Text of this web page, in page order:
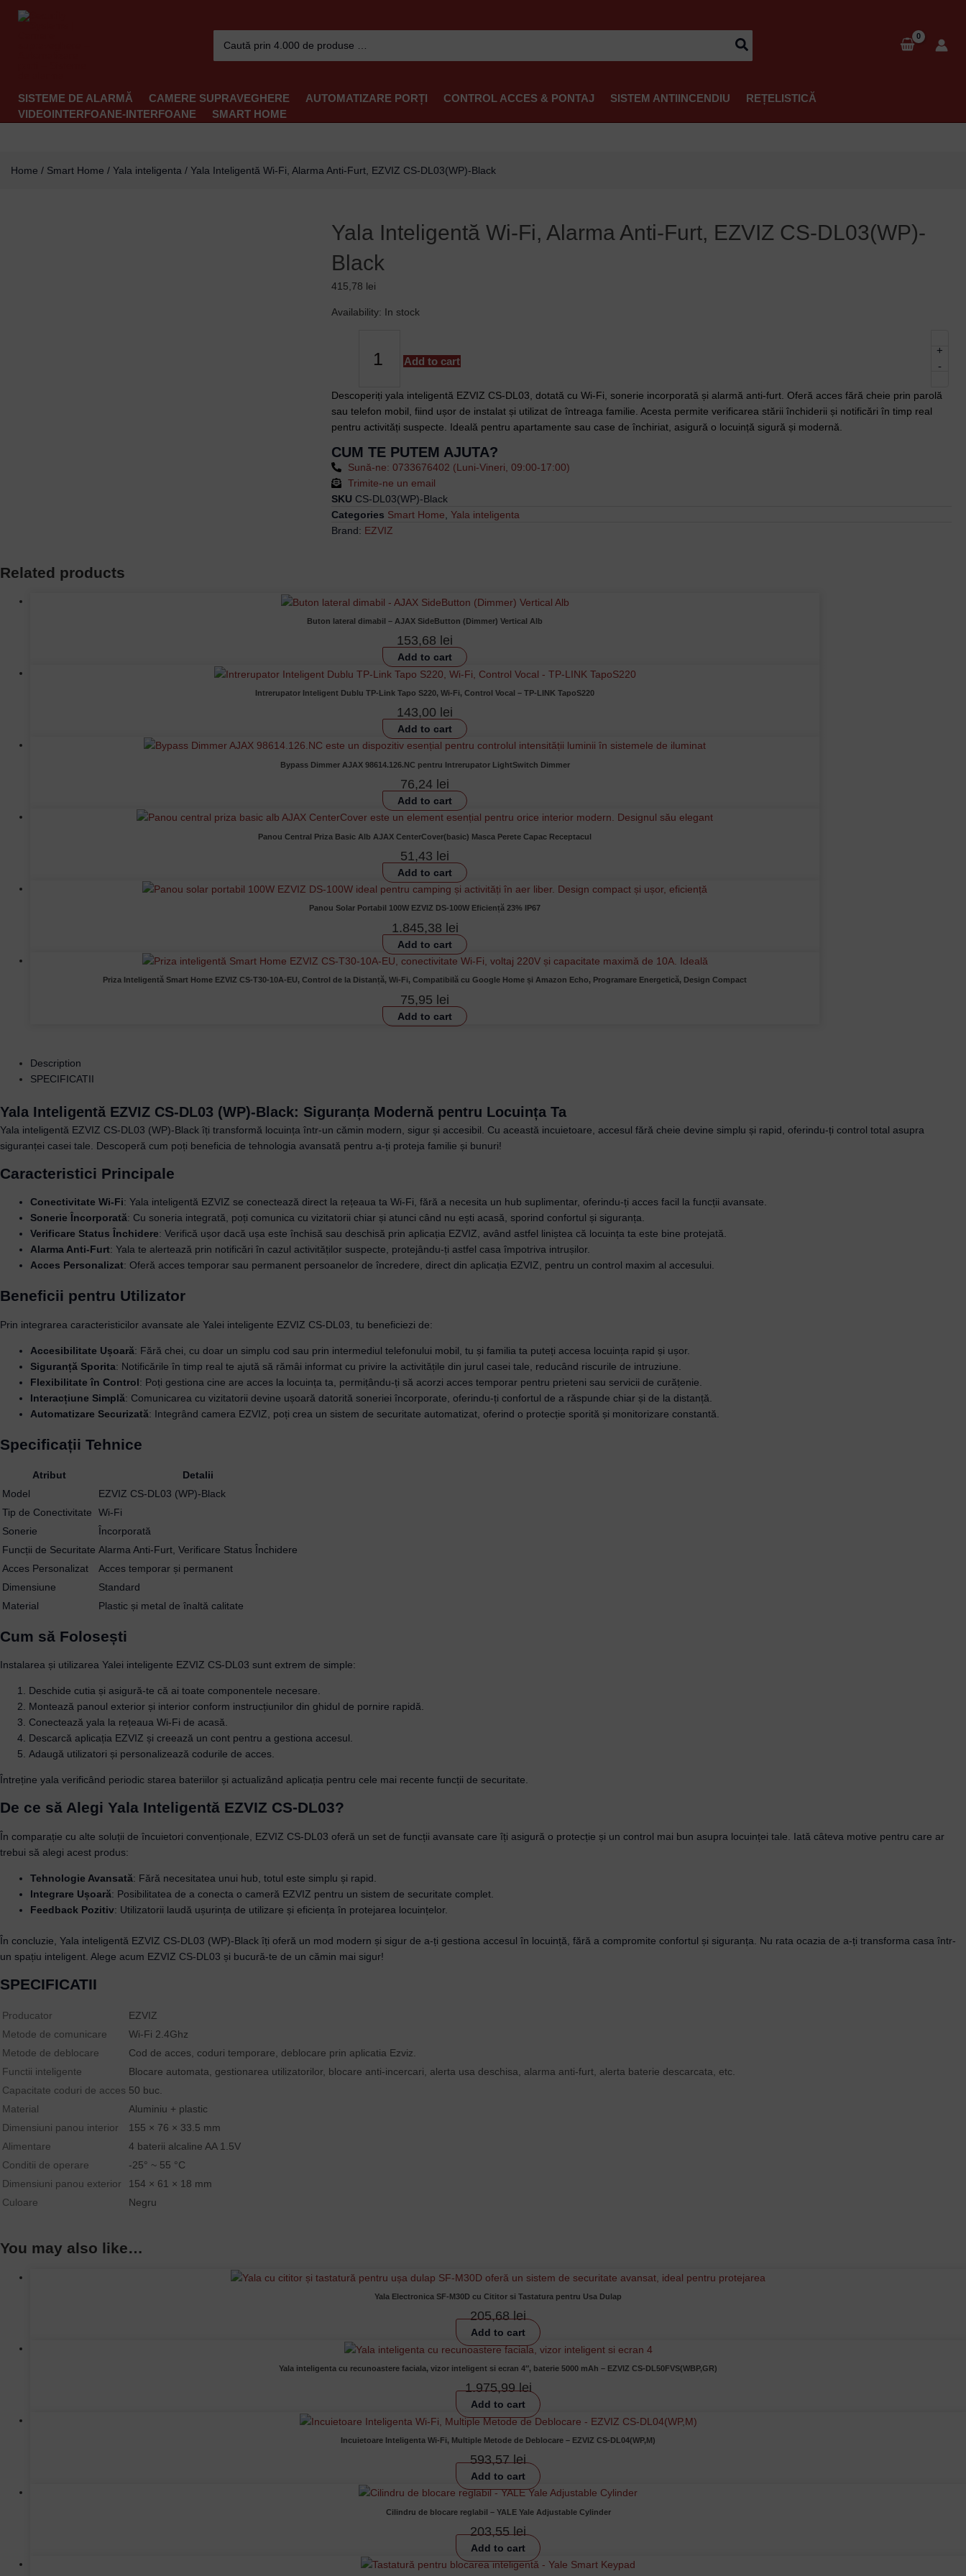
Search
for:
SISTEME DE ALARMĂ CAMERE SUPRAVEGHERE AUTOMATIZARE PORȚI CONTROL ACCES & PONTAJ SISTEM ANTIINCENDIU
REȚELISTICĂ
VIDEOINTERFOANE-INTERFOANE
SMART HOME
Home / Smart Home / Yala inteligenta / Yala Inteligentă Wi-Fi, Alarma Anti-Furt, EZVIZ CS-DL03(WP)-Black
Yala Inteligentă Wi-Fi, Alarma Anti-Furt, EZVIZ CS-DL03(WP)-
Black
415,78 lei
Availability: In stock
-
Yala
Anti-
Furt,
EZVIZ
DL03(WP)-
Black
quantity
+
Add to cart
Descoperiți yala inteligentă EZVIZ CS-DL03, dotată cu Wi-Fi, sonerie incorporată și alarmă anti-furt. Oferă acces fără cheie prin parolă
sau telefon mobil, fiind ușor de instalat și utilizat de întreaga familie. Acesta permite verificarea stării închiderii și notificări în timp real
pentru activități suspecte. Ideală pentru apartamente sau case de închiriat, asigură o locuință sigură și modernă.
CUM TE PUTEM AJUTA?
Sună-ne: 0733676402 (Luni-Vineri, 09:00-17:00)
Trimite-ne un email
SKU CS-DL03(WP)-Black
Categories Smart Home ,Yala inteligenta
Brand: EZVIZ
Related products
Buton lateral dimabil – AJAX SideButton (Dimmer) Vertical Alb
153,68 lei
Add to cart
Intrerupator Inteligent Dublu TP-Link Tapo S220, Wi-Fi, Control Vocal – TP-LINK TapoS220
143,00 lei
Add to cart
Bypass Dimmer AJAX 98614.126.NC pentru Intrerupator LightSwitch Dimmer
76,24 lei
Add to cart
Panou Central Priza Basic Alb AJAX CenterCover(basic) Masca Perete Capac Receptacul
51,43 lei
Add to cart
Panou Solar Portabil 100W EZVIZ DS-100W Eficiență 23% IP67
1.845,38 lei
Add to cart
Priza Inteligentă Smart Home EZVIZ CS-T30-10A-EU, Control de la Distanță, Wi-Fi, Compatibilă cu Google Home și Amazon Echo, Programare Energetică, Design Compact
75,95 lei
Add to cart
Description
SPECIFICATII
Yala Inteligentă EZVIZ CS-DL03 (WP)-Black: Siguranța Modernă pentru Locuința Ta
Yala inteligentă EZVIZ CS-DL03 (WP)-Black îți transformă locuința într-un cămin modern, sigur și accesibil. Cu această incuietoare, accesul fără cheie devine simplu și rapid, oferindu-ți control total asupra
siguranței casei tale. Descoperă cum poți beneficia de tehnologia avansată pentru a-ți proteja familie și bunuri!
Caracteristici Principale
Conectivitate Wi-Fi: Yala inteligentă EZVIZ se conectează direct la rețeaua ta Wi-Fi, fără a necesita un hub suplimentar, oferindu-ți acces facil la funcții avansate.
Sonerie Încorporată: Cu soneria integrată, poți comunica cu vizitatorii chiar și atunci când nu ești acasă, sporind confortul și siguranța.
Verificare Status Închidere: Verifică ușor dacă ușa este închisă sau deschisă prin aplicația EZVIZ, având astfel liniștea că locuința ta este bine protejată.
Alarma Anti-Furt: Yala te alertează prin notificări în cazul activităților suspecte, protejându-ți astfel casa împotriva intrușilor.
Acces Personalizat: Oferă acces temporar sau permanent persoanelor de încredere, direct din aplicația EZVIZ, pentru un control maxim al accesului.
Beneficii pentru Utilizator
Prin integrarea caracteristicilor avansate ale Yalei inteligente EZVIZ CS-DL03, tu beneficiezi de:
Accesibilitate Ușoară: Fără chei, cu doar un simplu cod sau prin intermediul telefonului mobil, tu și familia ta puteți accesa locuința rapid și ușor.
Siguranță Sporita: Notificările în timp real te ajută să rămâi informat cu privire la activitățile din jurul casei tale, reducând riscurile de intruziune.
Flexibilitate în Control: Poți gestiona cine are acces la locuința ta, permițându-ți să acorzi acces temporar pentru prieteni sau servicii de curățenie.
Interacțiune Simplă: Comunicarea cu vizitatorii devine ușoară datorită soneriei încorporate, oferindu-ți confortul de a răspunde chiar și de la distanță.
Automatizare Securizată: Integrând camera EZVIZ, poți crea un sistem de securitate automatizat, oferind o protecție sporită și monitorizare constantă.
Specificații Tehnice
Atribut
Detalii
Model
EZVIZ CS-DL03 (WP)-Black
Tip de Conectivitate
Wi-Fi
Sonerie
Încorporată
Funcții de Securitate Alarma Anti-Furt, Verificare Status Închidere
Acces Personalizat
Acces temporar și permanent
Dimensiune
Standard
Material
Plastic și metal de înaltă calitate
Cum să Folosești
Instalarea și utilizarea Yalei inteligente EZVIZ CS-DL03 sunt extrem de simple:
Deschide cutia și asigură-te că ai toate componentele necesare.
Montează panoul exterior și interior conform instrucțiunilor din ghidul de pornire rapidă.
Conectează yala la rețeaua Wi-Fi de acasă.
Descarcă aplicația EZVIZ și creează un cont pentru a gestiona accesul.
Adaugă utilizatori și personalizează codurile de acces.
Întreține yala verificând periodic starea bateriilor și actualizând aplicația pentru cele mai recente funcții de securitate.
De ce să Alegi Yala Inteligentă EZVIZ CS-DL03?
În comparație cu alte soluții de încuietori convenționale, EZVIZ CS-DL03 oferă un set de funcții avansate care îți asigură o protecție și un control mai bun asupra locuinței tale. Iată câteva motive pentru care ar
trebui să alegi acest produs:
Tehnologie Avansată: Fără necesitatea unui hub, totul este simplu și rapid.
Integrare Ușoară: Posibilitatea de a conecta o cameră EZVIZ pentru un sistem de securitate complet.
Feedback Pozitiv: Utilizatorii laudă ușurința de utilizare și eficiența în protejarea locuințelor.
În concluzie, Yala inteligentă EZVIZ CS-DL03 (WP)-Black îți oferă un mod modern și sigur de a-ți gestiona accesul în locuință, fără a compromite confortul și siguranța. Nu rata ocazia de a-ți transforma casa într-
un spațiu inteligent. Alege acum EZVIZ CS-DL03 și bucură-te de un cămin mai sigur!
SPECIFICATII
Producator
EZVIZ
Metode de comunicare
Wi-Fi 2.4Ghz
Metode de deblocare
Cod de acces, coduri temporare, deblocare prin aplicatia Ezviz.
Functii inteligente
Blocare automata, gestionarea utilizatorilor, blocare anti-incercari, alerta usa deschisa, alarma anti-furt, alerta baterie descarcata, etc.
Capacitate coduri de acces 50 buc.
Material
Aluminiu + plastic
Dimensiuni panou interior
155 × 76 × 33.5 mm
Alimentare
4 baterii alcaline AA 1.5V
Conditii de operare
-25° ~ 55 °C
Dimensiuni panou exterior
154 × 61 × 18 mm
Culoare
Negru
You may also like…
Yala Electronica SF-M30D cu Cititor si Tastatura pentru Usa Dulap
205,68lei
Add to cart
Yala inteligenta cu recunoastere faciala, vizor inteligent si ecran 4″, baterie 5000 mAh – EZVIZ CS-DL50FVS(WBP,GR)
1.975,99lei
Add to cart
Incuietoare Inteligenta Wi-Fi, Multiple Metode de Deblocare – EZVIZ CS-DL04(WP,M)
593,57lei
Add to cart
Cilindru de blocare reglabil – YALE Yale Adjustable Cylinder
203,55lei
Add to cart